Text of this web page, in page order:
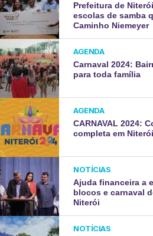
Prefeitura de
escolas de samba
Caminho Niemeyer
AGENDA
Carnaval 2024:
para toda família
AGENDA
CARNAVAL 2024:
completa em Niterói
NOTÍCIAS
Ajuda financeira a
blocos e carnaval
Niterói
NOTÍCIAS